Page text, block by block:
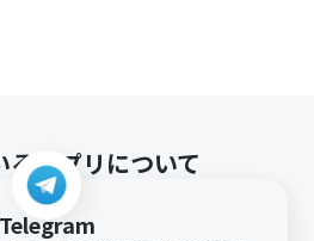
るアプリについて
Telegram